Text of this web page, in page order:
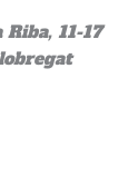
11-17